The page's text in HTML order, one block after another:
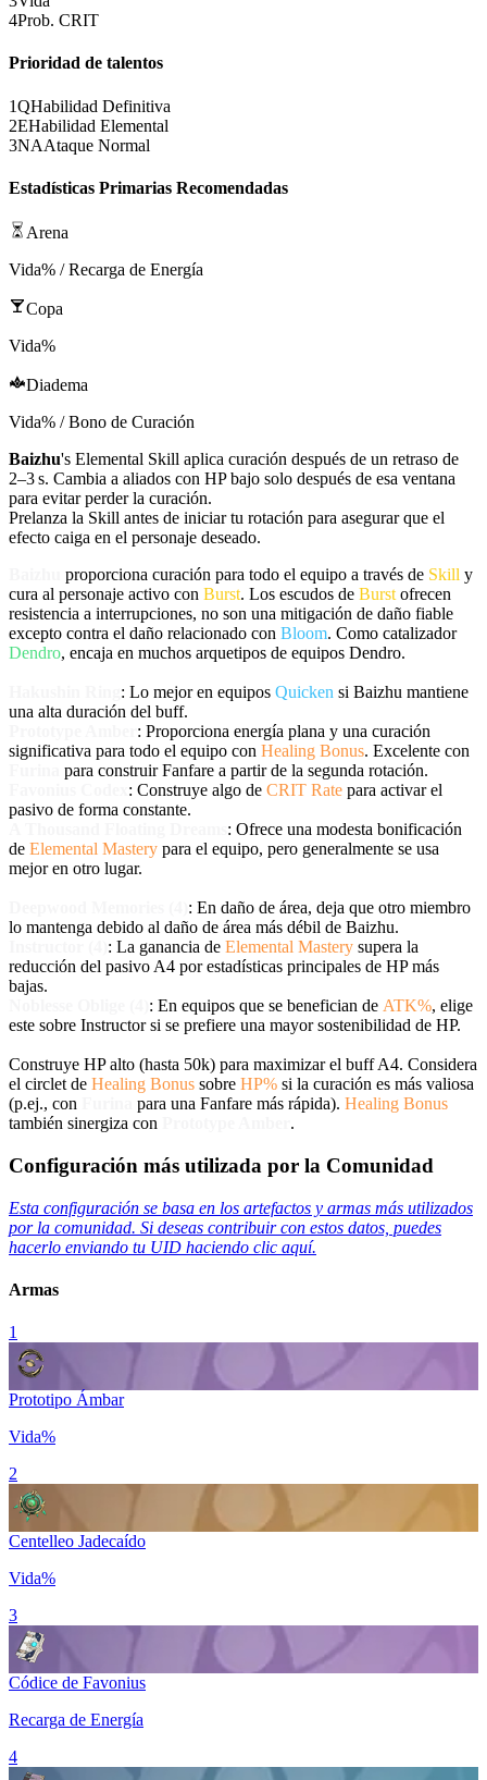
4Prob. CRIT
Prioridad de talentos
1QHabilidad Definitiva
2EHabilidad Elemental
3NAAtaque Normal
Estadísticas Primarias Recomendadas
Arena
Vida% / Recarga de Energía
Copa
Vida%
Diadema
Vida% / Bono de Curación
Baizhu's Elemental Skill aplica curación después de un retraso de
2–3 s. Cambia a aliados con HPbajo solo después de esa ventana
para evitar perder la curación.
Prelanza la Skill antes de iniciar tu rotación para asegurar que el
efecto caiga en el personaje deseado.
proporciona curación para todo el equipo a través de Skill y
cura al personaje activo con Burst. Los escudos de Burst ofrecen
resistencia a interrupciones, no son una mitigación de daño fiable
excepto contra el daño relacionado con Bloom. Como catalizador
Dendro, encaja en muchos arquetipos de equipos Dendro.
: Lo mejor en equipos Quicken si Baizhu mantiene
una alta duración del buff.
: Proporciona energía plana y una curación
significativa para todo el equipo con Healing Bonus. Excelente con
para construir Fanfare a partir de la segunda rotación.
: Construye algo de CRIT Rate para activar el
pasivo de forma constante.
: Ofrece una modesta bonificación
de Elemental Mastery para el equipo, pero generalmente se usa
mejor en otro lugar.
: En daño de área, deja que otro miembro
lo mantenga debido al daño de área más débil de Baizhu.
: La ganancia de Elemental Mastery supera la
reducción del pasivo A4 por estadísticas principales de HP más
bajas.
: En equipos que se benefician de ATK%, elige
este sobre Instructor si se prefiere una mayor sostenibilidad de HP.
Construye HP alto (hasta 50k) para maximizar el buff A4. Considera
el circlet de Healing Bonus sobre HP% si la curación es más valiosa
(p.ej., con
para una Fanfare más rápida). Healing Bonus
también sinergiza con
.
Configuración más utilizada por la Comunidad
Esta configuración se basa en los artefactos y armas más utilizados
por la comunidad. Si deseas contribuir con estos datos, puedes
hacerlo enviando tu UID haciendo clic aquí.
Armas
1
Prototipo Ámbar
Vida%
2
Centelleo Jadecaído
Vida%
3
Códice de Favonius
Recarga de Energía
4